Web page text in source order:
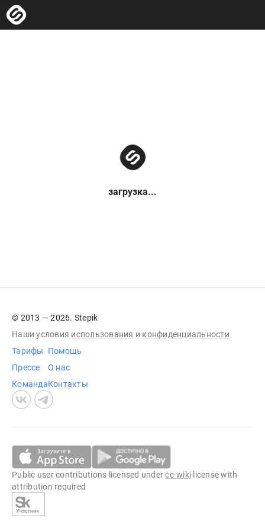
загрузка...
© 2013 — 2026. Stepik
Наши условия использования и конфиденциальности
Тарифы
Прессе
Команда
Помощь
О нас
Контакты
Public user contributions licensed undercc-wiki license with
attribution required